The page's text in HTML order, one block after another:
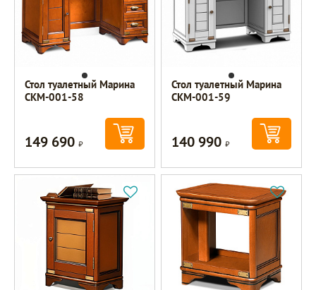
Стол туалетный Марина
СКМ-001-58
149 690Р
Стол туалетный Марина
СКМ-001-59
140 990Р